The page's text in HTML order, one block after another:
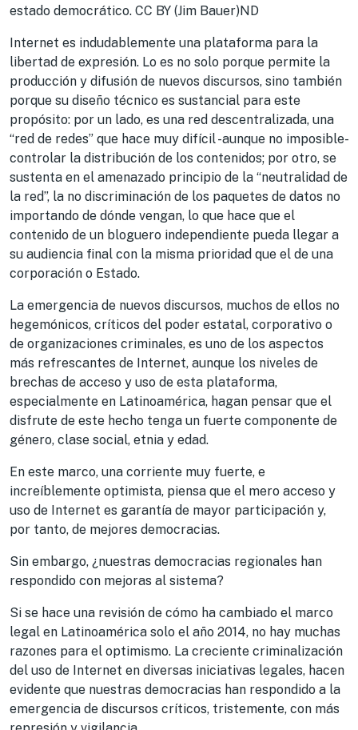
estado democrático. CC BY (Jim Bauer)ND
Internet es indudablemente una plataforma para la
libertad de expresión. Lo es no solo porque permite la
producción y difusión de nuevos discursos, sino también
porque su diseño técnico es sustancial para este
propósito: por un lado, es una red descentralizada, una
“red de redes” que hace muy difícil -aunque no imposible-
controlar la distribución de los contenidos; por otro, se
sustenta en el amenazado principio de la “neutralidad de
la red”, la no discriminación de los paquetes de datos no
importando de dónde vengan, lo que hace que el
contenido de un bloguero independiente pueda llegar a
su audiencia final con la misma prioridad que el de una
corporación o Estado.
La emergencia de nuevos discursos, muchos de ellos no
hegemónicos, críticos del poder estatal, corporativo o
de organizaciones criminales, es uno de los aspectos
más refrescantes de Internet, aunque los niveles de
brechas de acceso y uso de esta plataforma,
especialmente en Latinoamérica, hagan pensar que el
disfrute de este hecho tenga un fuerte componente de
género, clase social, etnia y edad.
En este marco, una corriente muy fuerte, e
increíblemente optimista, piensa que el mero acceso y
uso de Internet es garantía de mayor participación y,
por tanto, de mejores democracias.
Sin embargo, ¿nuestras democracias regionales han
respondido con mejoras al sistema?
Si se hace una revisión de cómo ha cambiado el marco
legal en Latinoamérica solo el año 2014, no hay muchas
razones para el optimismo. La creciente criminalización
del uso de Internet en diversas iniciativas legales, hacen
evidente que nuestras democracias han respondido a la
emergencia de discursos críticos, tristemente, con más